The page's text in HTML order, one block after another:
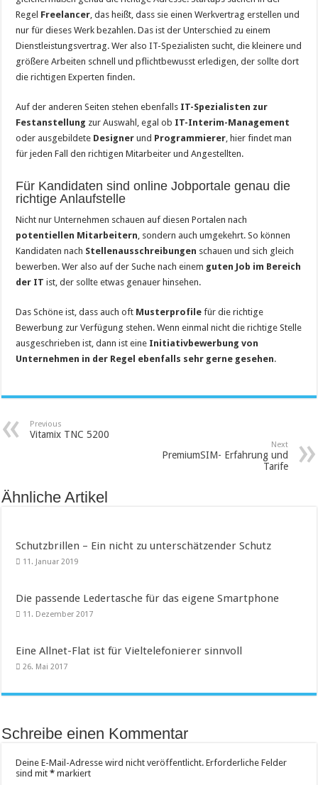
Regel Freelancer, das heißt, dass sie einen Werkvertrag erstellen und
nur für dieses Werk bezahlen. Das ist der Unterschied zu einem
Dienstleistungsvertrag. Wer also IT-Spezialisten sucht, die kleinere und
größere Arbeiten schnell und pflichtbewusst erledigen, der sollte dort
die richtigen Experten finden.
Auf der anderen Seiten stehen ebenfalls IT-Spezialisten zur
Festanstellung zur Auswahl, egal ob IT-Interim-Management
oder ausgebildete Designer und Programmierer, hier findet man
für jeden Fall den richtigen Mitarbeiter und Angestellten.
Für Kandidaten sind online Jobportale genau die
richtige Anlaufstelle
Nicht nur Unternehmen schauen auf diesen Portalen nach
potentiellen Mitarbeitern, sondern auch umgekehrt. So können
Kandidaten nach Stellenausschreibungen schauen und sich gleich
bewerben. Wer also auf der Suche nach einem guten Job im Bereich
der IT ist, der sollte etwas genauer hinsehen.
Das Schöne ist, dass auch oft Musterprofile für die richtige
Bewerbung zur Verfügung stehen. Wenn einmal nicht die richtige Stelle
ausgeschrieben ist, dann ist eine Initiativbewerbung von
Unternehmen in der Regel ebenfalls sehr gerne gesehen.
Previous
Vitamix TNC 5200
Next
PremiumSIM- Erfahrung und
Tarife
Ähnliche Artikel
Schutzbrillen – Ein nicht zu unterschätzender Schutz
11. Januar 2019
Die passende Ledertasche für das eigene Smartphone
11. Dezember 2017
Eine Allnet-Flat ist für Vieltelefonierer sinnvoll
26. Mai 2017
Schreibe einen Kommentar
Deine E-Mail-Adresse wird nicht veröffentlicht. Erforderliche Felder
sind mit* markiert